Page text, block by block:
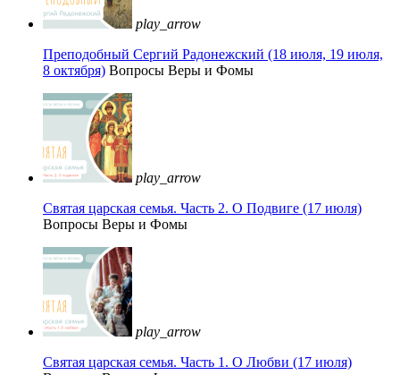
play_arrow
Преподобный Сергий Радонежский (18 июля, 19 июля,
8 октября) Вопросы Веры и Фомы
play_arrow
Святая царская семья. Часть 2. О Подвиге (17 июля)
Вопросы Веры и Фомы
play_arrow
Святая царская семья. Часть 1. О Любви (17 июля)